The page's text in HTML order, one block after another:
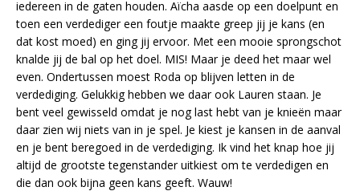
iedereen in de gaten houden. Aïcha aasde op een doelpunt en
toen een verdediger een foutje maakte greep jij je kans (en
dat kost moed) en ging jij ervoor. Met een mooie sprongschot
knalde jij de bal op het doel. MIS! Maar je deed het maar wel
even. Ondertussen moest Roda op blijven letten in de
verdediging. Gelukkig hebben we daar ook Lauren staan. Je
bent veel gewisseld omdat je nog last hebt van je knieën maar
daar zien wij niets van in je spel. Je kiest je kansen in de aanval
en je bent beregoed in de verdediging. Ik vind het knap hoe jij
altijd de grootste tegenstander uitkiest om te verdedigen en
die dan ook bijna geen kans geeft. Wauw!